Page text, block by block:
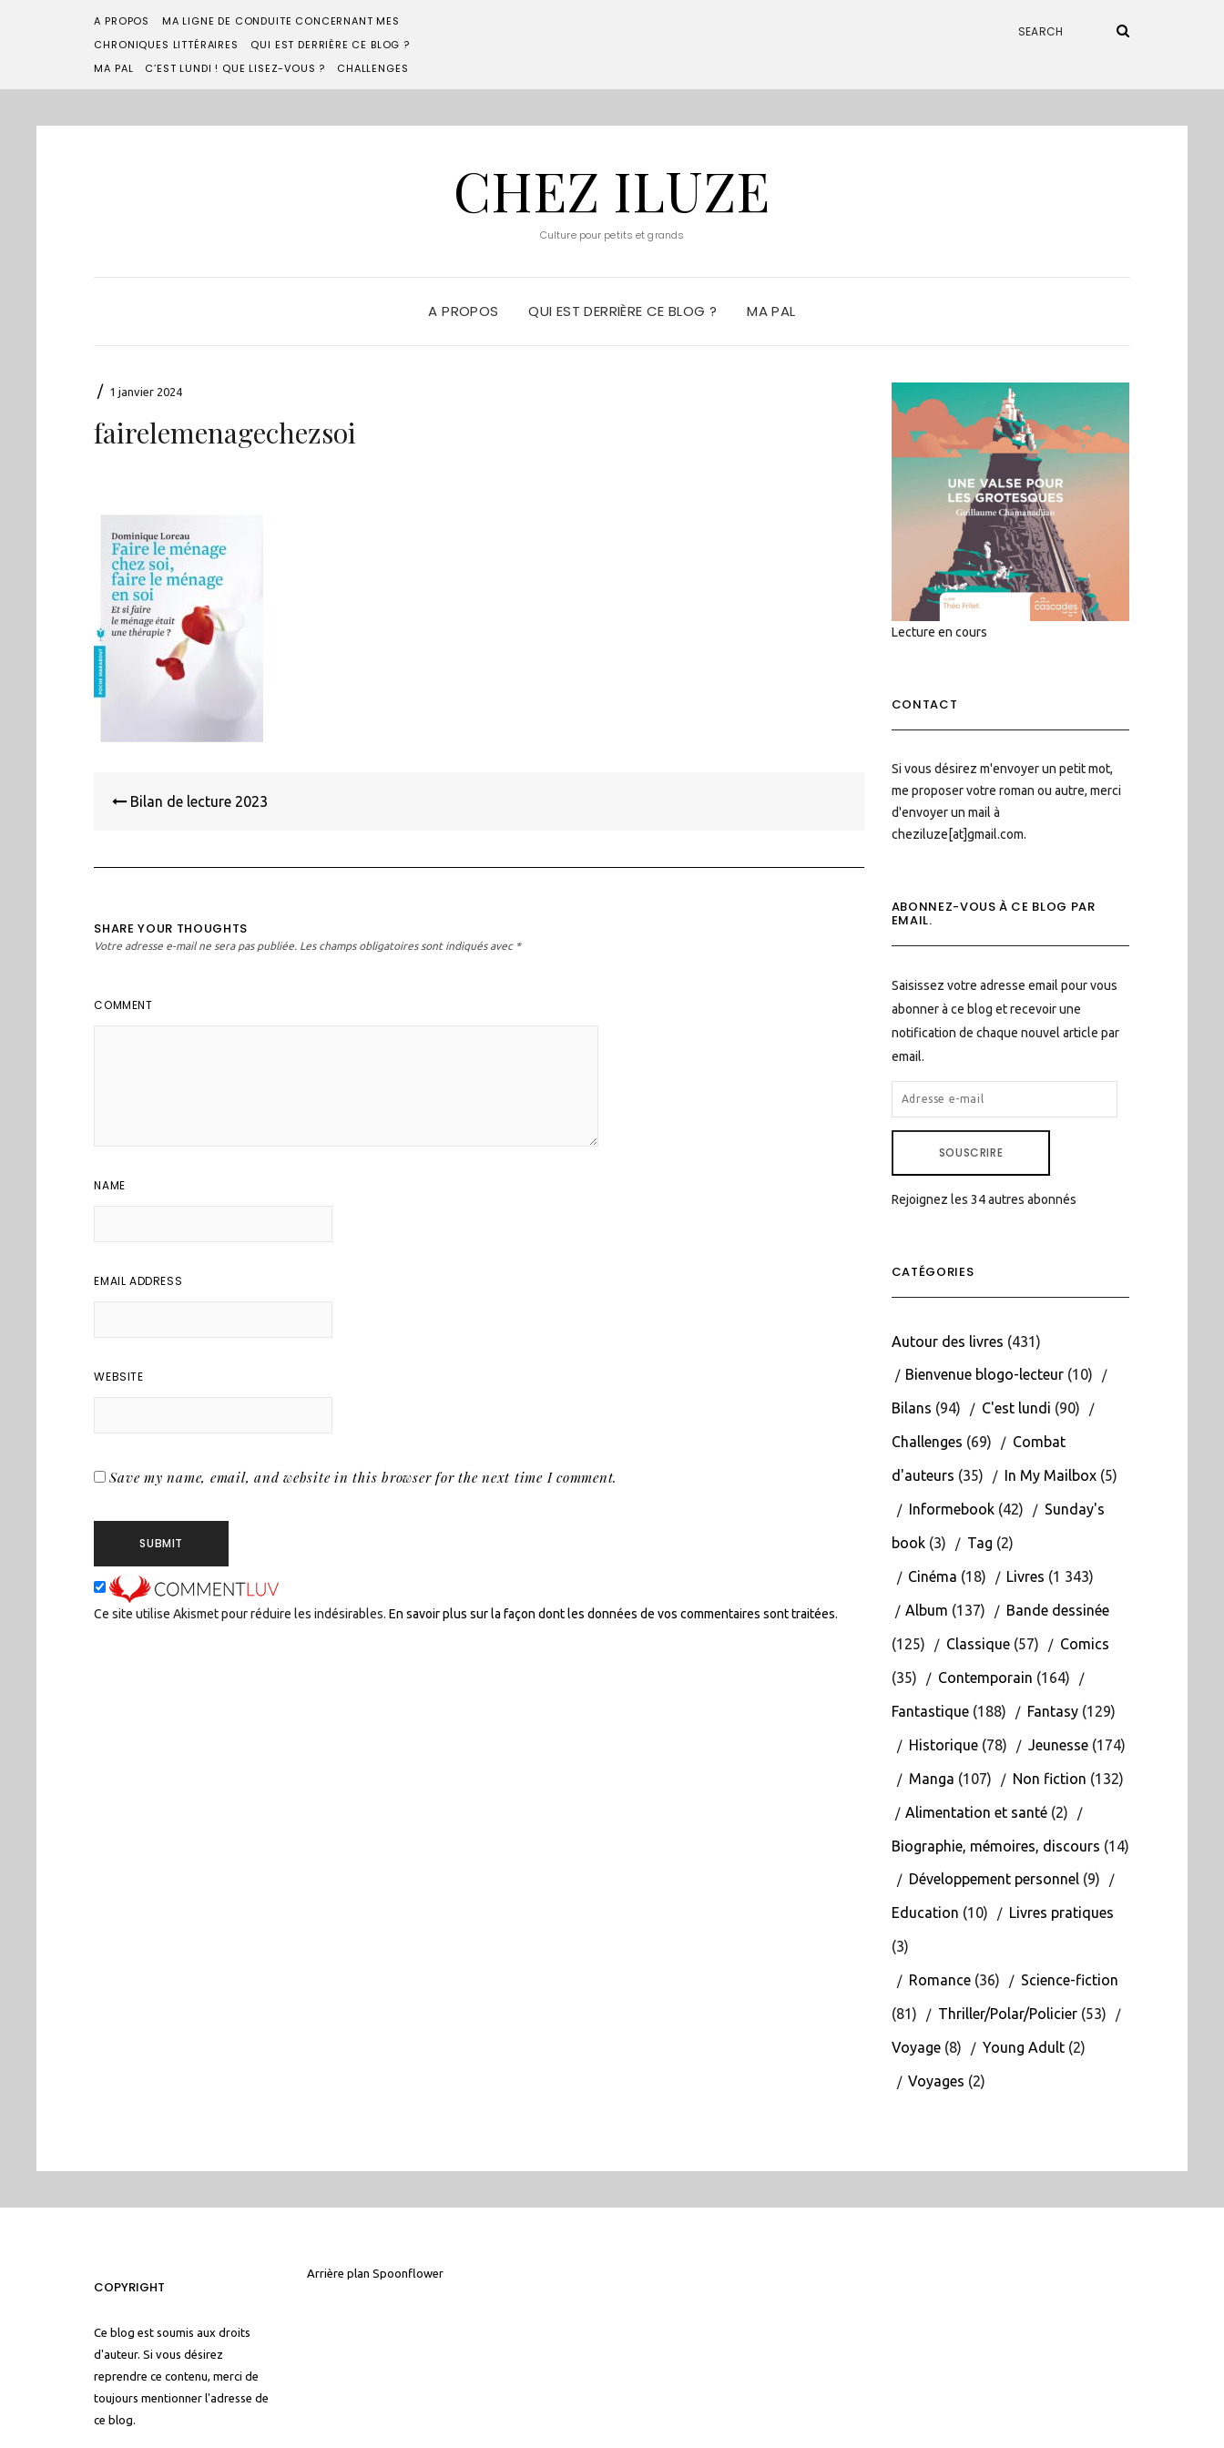
A PROPOS
MA LIGNE DE CONDUITE CONCERNANT MES
CHRONIQUES LITTÉRAIRES
QUI EST DERRIÈRE CE BLOG ?
MA PAL
C’EST LUNDI ! QUE LISEZ-VOUS ? CHALLENGES
CHEZ ILUZE
Culture pour petits et grands
A PROPOS QUI EST DERRIÈRE CE BLOG ? MA PAL
/ 1 janvier 2024
fairelemenagechezsoi
de
Bilan de lecture 2023
SHARE YOUR THOUGHTS
Votre adresse e-mail ne sera pas publiée. Les champs obligatoires sont indiqués avec *
COMMENT
NAME
EMAIL ADDRESS
WEBSITE
Save my name, email, and website in this browser for the next time I comment.
Ce site utilise Akismet pour réduire les indésirables.En savoir plus sur la façon dont les données de vos commentaires sont traitées.
Lecture en cours
CONTACT
Si vous désirez m'envoyer un petit mot,
me proposer votre roman ou autre, merci
d'envoyer un mail à
cheziluze[at]gmail.com.
ABONNEZ-VOUS À CE BLOG PAR
EMAIL.
Saisissez votre adresse email pour vous
abonner à ce blog et recevoir une
notification de chaque nouvel article par
email.
ADRESSE
E-
SOUSCRIRE
Rejoignez les 34 autres abonnés
CATÉGORIES
Autour des livres (431)
Bienvenue blogo-lecteur(10)
Bilans (94) C'est lundi (90)
Challenges (69) Combat
d'auteurs (35) In My Mailbox(5)
Informebook(42) Sunday's
book(3) Tag (2)
Cinéma (18) Livres (1 343)
Album (137) Bande dessinée
(125) Classique(57) Comics
(35) Contemporain (164)
Fantastique(188) Fantasy(129)
Historique(78) Jeunesse(174)
Manga (107) Non fiction (132)
Alimentation et santé(2)
Biographie, mémoires, discours (14)
Développement personnel(9)
Education (10) Livres pratiques
(3)
Romance(36) Science-fiction
(81) Thriller/Polar/Policier(53)
Voyage(8) Young Adult(2)
Voyages (2)
COPYRIGHT
Ce blog est soumis aux droits
d'auteur. Si vous désirez
reprendre ce contenu, merci de
toujours mentionner l'adresse de
ce blog.
Arrière plan Spoonflower